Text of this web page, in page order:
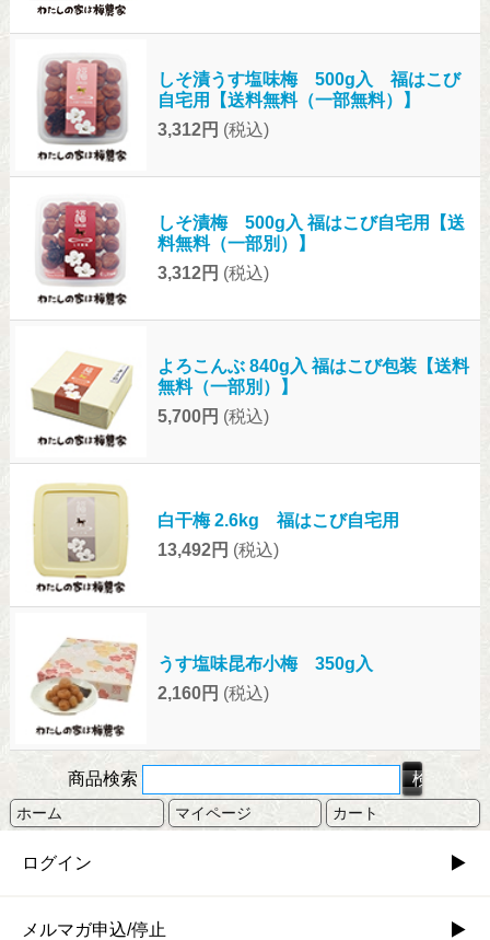
しそ漬うす塩味梅 500g入 福はこび
自宅用【送料無料（一部無料）】
3,312円 (税込)
しそ漬梅 500g入 福はこび自宅用【送
料無料（一部別）】
3,312円 (税込)
よろこんぶ 840g入 福はこび包装【送料
無料（一部別）】
5,700円 (税込)
白干梅 2.6kg 福はこび自宅用
13,492円 (税込)
うす塩味昆布小梅 350g入
2,160円 (税込)
商品検索
ホーム マイページ カート
ログイン
メルマガ申込/停止